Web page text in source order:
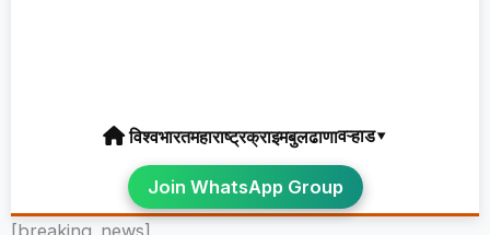
विश्वभारतमहाराष्ट्रक्राइमबुलढाणावऱ्हाड▾
Join WhatsApp Group